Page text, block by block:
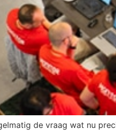
de vraag wat nu